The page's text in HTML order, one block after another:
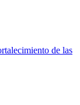
de las